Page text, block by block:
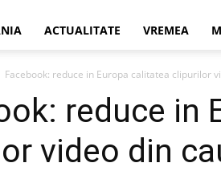
Romania,
Economie,
–
iDevice.ro
ACTUALITATE VREMEA
Facebook: reduce in Europa calitatea clipurilor
reduce in
video din